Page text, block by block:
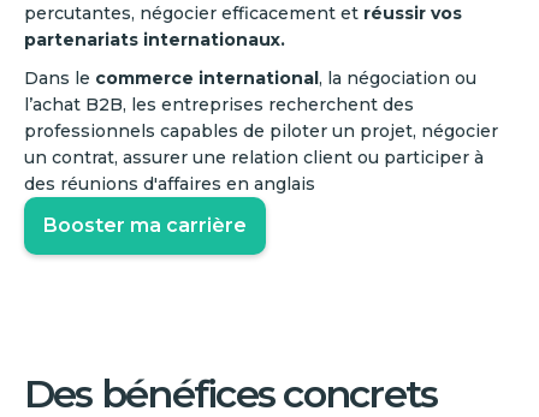
percutantes, négocier efficacement et réussir vos
partenariats internationaux.
Dans le commerce international , la négociation ou
l’achat B2B, les entreprises recherchent des
professionnels capables de piloter un projet, négocier
un contrat, assurer une relation client ou participer à
des réunions d'affaires en anglais
Booster ma carrière
Des bénéfices concrets